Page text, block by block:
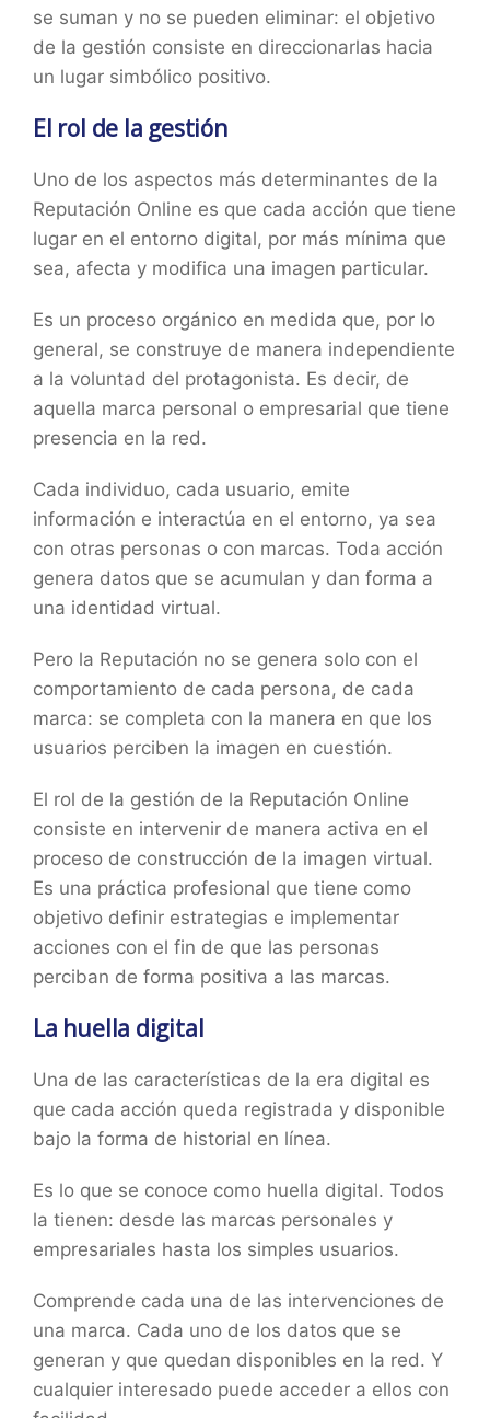
se suman y no se pueden eliminar: el objetivo
de la gestión consiste en direccionarlas hacia
un lugar simbólico positivo.
El rol de la gestión
Uno de los aspectos más determinantes de la
Reputación Online es que cada acción que tiene
lugar en el entorno digital, por más mínima que
sea, afecta y modifica una imagen particular.
Es un proceso orgánico en medida que, por lo
general, se construye de manera independiente
a la voluntad del protagonista. Es decir, de
aquella marca personal o empresarial que tiene
presencia en la red.
Cada individuo, cada usuario, emite
información e interactúa en el entorno, ya sea
con otras personas o con marcas. Toda acción
genera datos que se acumulan y dan forma a
una identidad virtual.
Pero la Reputación no se genera solo con el
comportamiento de cada persona, de cada
marca: se completa con la manera en que los
usuarios perciben la imagen en cuestión.
El rol de la gestión de la Reputación Online
consiste en intervenir de manera activa en el
proceso de construcción de la imagen virtual.
Es una práctica profesional que tiene como
objetivo definir estrategias e implementar
acciones con el fin de que las personas
perciban de forma positiva a las marcas.
La huella digital
Una de las características de la era digital es
que cada acción queda registrada y disponible
bajo la forma de historial en línea.
Es lo que se conoce como huella digital. Todos
la tienen: desde las marcas personales y
empresariales hasta los simples usuarios.
Comprende cada una de las intervenciones de
una marca. Cada uno de los datos que se
generan y que quedan disponibles en la red. Y
cualquier interesado puede acceder a ellos con